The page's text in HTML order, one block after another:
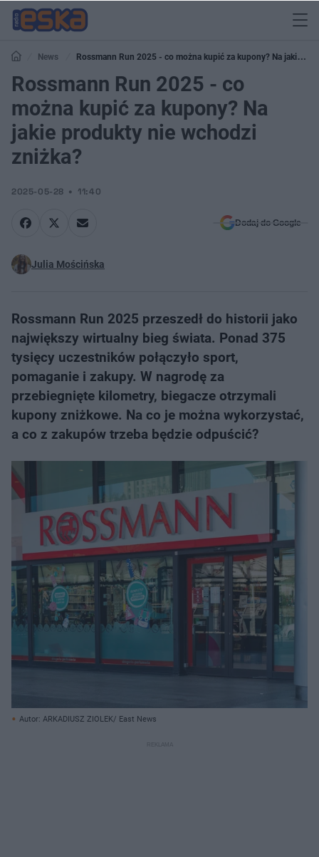
News
Rossmann Run 2025 - co można kupić za kupony? Na jakie
produkty nie wchodzi zniżka?
Rossmann Run 2025 - co
można kupić za kupony? Na
jakie produkty nie wchodzi
zniżka?
2025-05-28 11:40
Dodaj do Google
Julia Mościńska
Rossmann Run 2025 przeszedł do historii jako
największy wirtualny bieg świata. Ponad 375
tysięcy uczestników połączyło sport,
pomaganie i zakupy. W nagrodę za
przebiegnięte kilometry, biegacze otrzymali
kupony zniżkowe. Na co je można wykorzystać,
a co z zakupów trzeba będzie odpuścić?
Autor: ARKADIUSZ ZIOLEK/ East News